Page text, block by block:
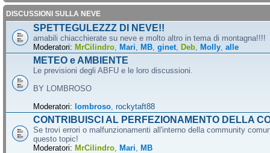
DISCUSSIONI SULLA NEVE
SPETTEGULEZZZ DI NEVE!!
amabili chiacchierate su neve e molto altro in tema di montagna!!!!
Moderatori: MrCilindro Mari MB ginet Deb Molly alle
METEO e AMBIENTE
Le previsioni degli ABFU e le loro discussioni.
BY LOMBROSO
Moderatori: lombroso rockytaft88
CONTRIBUISCI AL PERFEZIONAMENTO DELLA
Se trovi errori o malfunzionamenti all'interno della community
questo topic!
Moderatori: MrCilindro Mari MB